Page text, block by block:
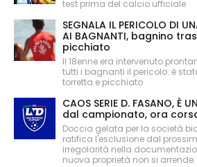
test prima del calcio ufficiale
SEGNALA IL PERICOLO DI
AI BAGNANTI, bagnino
picchiato
Il 18enne era intervenuto
tutti i bagnanti il pericolo: è
torretta e picchiato
CAOS SERIE D. FASANO, È
dal campionato, ora
Doccia gelata per la società
ratifica l'esclusione dal
irregolarità nella
nuova proprietà non si arrende.